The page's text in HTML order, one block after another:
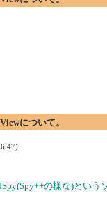
について。
の様な)とい